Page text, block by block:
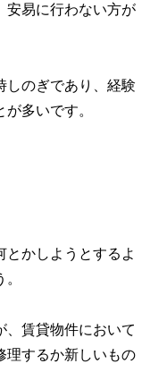
安易に行わない方が
しのぎであり、経験
多いです。
とかしようとするよ
、賃貸物件において
理するか新しいもの